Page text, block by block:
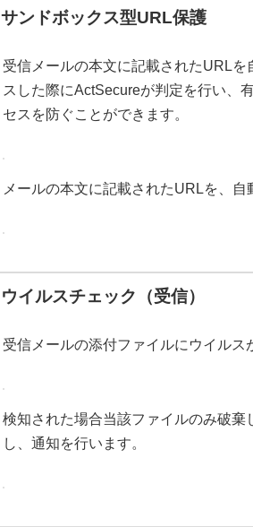
サンドボックス型URL保護
受信メールの本文に記載されたURL
スした際にActSecureが判定を行い、
セスを防ぐことができます。
メールの本文に記載されたURLを、自
ウイルスチェック（受信）
受信メールの添付ファイルにウイルス
検知された場合当該ファイルのみ破
し、通知を行います。